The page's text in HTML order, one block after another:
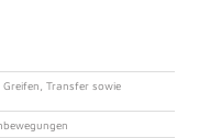
Transfer sowie